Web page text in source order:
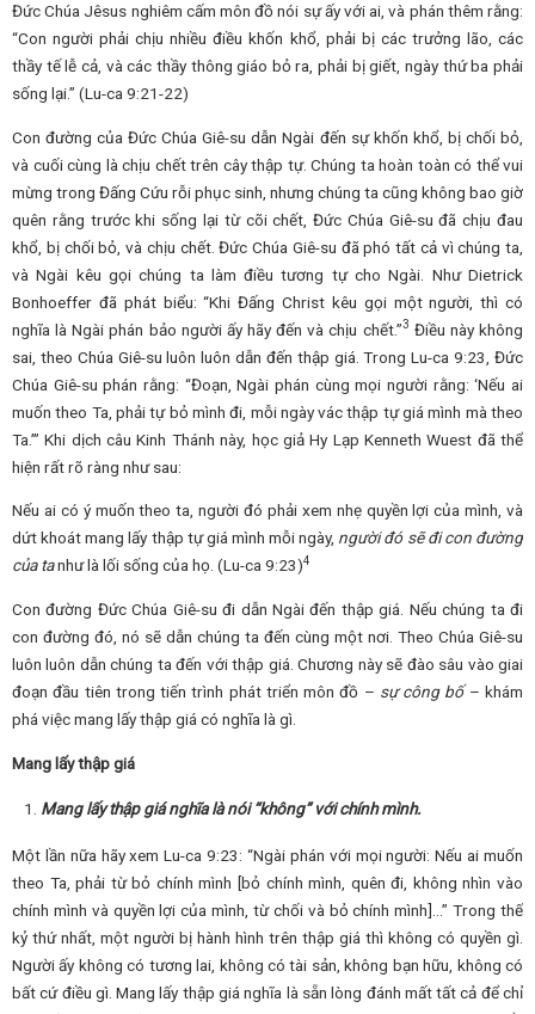
Đức Chúa Jêsus nghiêm cấm môn đồ nói sự ấy với ai, và phán thêm rằng:
“Con người phải chịu nhiều điều khốn khổ, phải bị các trưởng lão, các
thầy tế lễ cả, và các thầy thông giáo bỏ ra, phải bị giết, ngày thứ ba phải
sống lại.” (Lu-ca 9:21-22)
Con đường của Đức Chúa Giê-su dẫn Ngài đến sự khốn khổ, bị chối bỏ,
và cuối cùng là chịu chết trên cây thập tự. Chúng ta hoàn toàn có thể vui
mừng trong Đấng Cứu rỗi phục sinh, nhưng chúng ta cũng không bao giờ
quên rằng trước khi sống lại từ cõi chết, Đức Chúa Giê-su đã chịu đau
khổ, bị chối bỏ, và chịu chết. Đức Chúa Giê-su đã phó tất cả vì chúng ta,
và Ngài kêu gọi chúng ta làm điều tương tự cho Ngài. Như Dietrick
Bonhoeffer đã phát biểu: “Khi Đấng Christ kêu gọi một người, thì có
nghĩa là Ngài phán bảo người ấy hãy đến và chịu chết.”3 Điều này không
sai, theo Chúa Giê-su luôn luôn dẫn đến thập giá. Trong Lu-ca 9:23, Đức
Chúa Giê-su phán rằng: “Đoạn, Ngài phán cùng mọi người rằng: ‘Nếu ai
muốn theo Ta, phải tự bỏ mình đi, mỗi ngày vác thập tự giá mình mà theo
Ta.’” Khi dịch câu Kinh Thánh này, học giả Hy Lạp Kenneth Wuest đã thể
hiện rất rõ ràng như sau:
Nếu ai có ý muốn theo ta, người đó phải xem nhẹ quyền lợi của mình, và
dứt khoát mang lấy thập tự giá mình mỗi ngày, người đó sẽ đi con đường
của tanhư là lối sống của họ. (Lu-ca 9:23)4
Con đường Đức Chúa Giê-su đi dẫn Ngài đến thập giá. Nếu chúng ta đi
con đường đó, nó sẽ dẫn chúng ta đến cùng một nơi. Theo Chúa Giê-su
luôn luôn dẫn chúng ta đến với thập giá. Chương này sẽ đào sâu vào giai
đoạn đầu tiên trong tiến trình phát triển môn đồ – sự công bố– khám
phá việc mang lấy thập giá có nghĩa là gì.
Mang lấy thập giá
Mang lấy thập giá nghĩa là nói “không” với chính mình.
Một lần nữa hãy xem Lu-ca 9:23: “Ngài phán với mọi người: Nếu ai muốn
theo Ta, phải từ bỏ chính mình [bỏ chính mình, quên đi, không nhìn vào
chính mình và quyền lợi của mình, từ chối và bỏ chính mình]…” Trong thế
kỷ thứ nhất, một người bị hành hình trên thập giá thì không có quyền gì.
Người ấy không có tương lai, không có tài sản, không bạn hữu, không có
bất cứ điều gì. Mang lấy thập giá nghĩa là sẵn lòng đánh mất tất cả để chỉ